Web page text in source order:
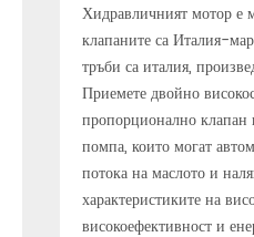
Хидравличният мотор е
клапаните са Италия-
тръби са италия,
Приемете двойно
пропорционално клапан
помпа, които могат
потока на маслото и
характеристиките на
високоефективност и